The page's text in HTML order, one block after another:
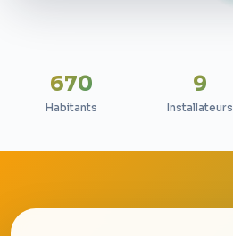
670
Habitants
9
Installateurs